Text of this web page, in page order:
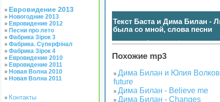
» Евровидение 2013
» Новогодние 2013
» Евровидение 2012
» Песни про лето
» Фабрика Зірок 3
» Фабрика. Суперфінал
» Фабрика Зірок 4
» Евровидение 2010
» Евровидение 2011
» Новая Волна 2010
» Новая Волна 2011
» Контакты
Текст Баста и Дима Билан -
была со мной, слова песни
(нажмите чтобы показать / спрятать)
Похожие mp3
» Дима Билан и Юлия
future
» Дима Билан - Believe me
» Дима Билан - Changes